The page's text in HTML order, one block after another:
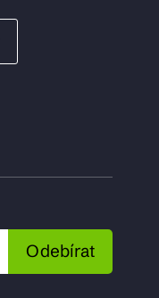
Odebírat